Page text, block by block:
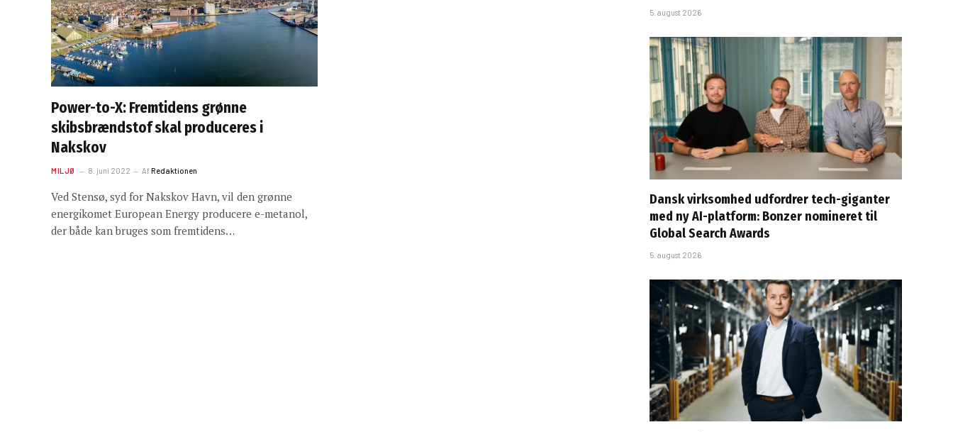
Power-to-X: Fremtidens grønne
skibsbrændstof skal produceres i
Nakskov
MILJØ 8. juni 2022 AfRedaktionen
Ved Stensø, syd for Nakskov Havn, vil den grønne
energikomet European Energy producere e-metanol,
der både kan bruges som fremtidens…
5. august 2026
Dansk virksomhed udfordrer tech-giganter
med ny AI-platform: Bonzer nomineret til
Global Search Awards
5. august 2026